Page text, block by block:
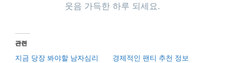
웃음 가득한 하루 되세요.
관련
지금 당장 봐야할 남자심리
경제적인 팬티 추천 정보